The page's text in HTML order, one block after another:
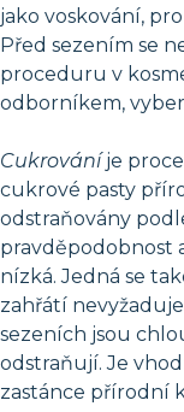
jako voskování,
Před sezením se
proceduru v
odborníkem,
Cukrováníje
cukrové pasty
odstraňovány
pravděpodobnost
nízká. Jedná se
zahřátí
sezeních jsou
odstraňují. Je
zastánce přírodní